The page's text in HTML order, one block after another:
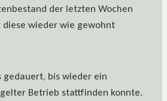
der letzten Wochen
wieder wie gewohnt
gedauert, bis wieder ein
Betrieb stattfinden konnte.